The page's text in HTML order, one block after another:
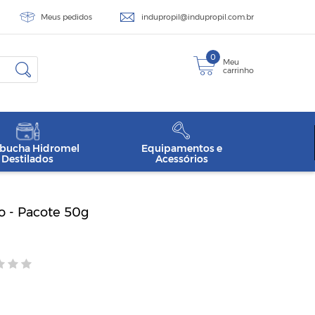
Meus pedidos indupropil@indupropil.com.br
0
Meu
carrinho
Hidromel
Destilados
Equipamentos e
Acessórios
- Pacote 50g